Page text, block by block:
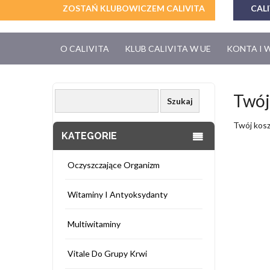
ZOSTAŃ KLUBOWICZEM CALIVITA
O CALIVITA KLUB CALIVITA W UE KONTA I
KATEGORIE
Oczyszczające Organizm
Witaminy I Antyoksydanty
Multiwitaminy
Vitale Do Grupy Krwi
Twój